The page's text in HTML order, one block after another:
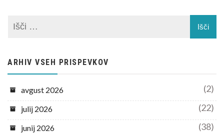
ARHIV VSEH PRISPEVKOV
avgust 2026 (2)
julij 2026 (22)
junij 2026 (38)